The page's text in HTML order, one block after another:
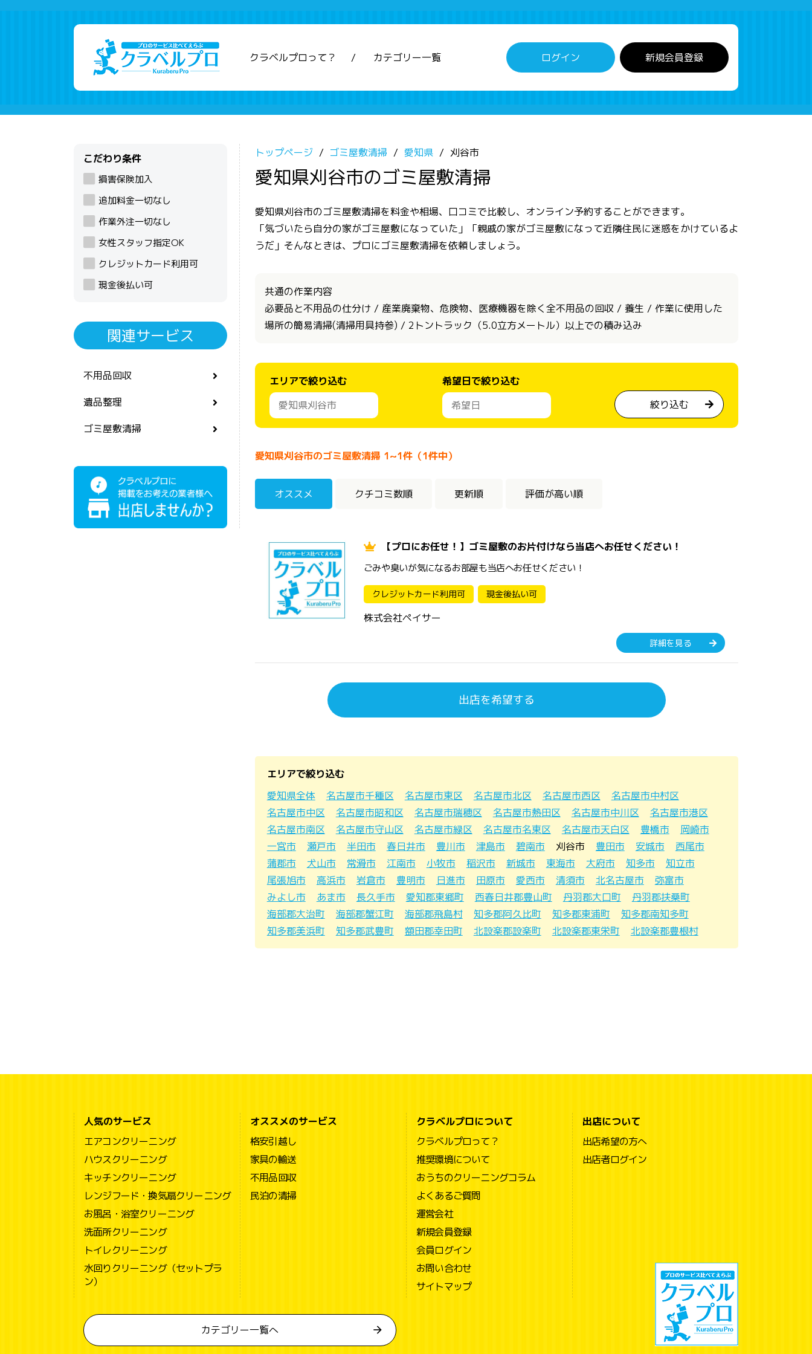
クラベルプロって？ カテゴリー一覧 ログイン 新規会員登録
トップページ ゴミ屋敷清掃 愛知県 刈谷市
愛知県刈谷市のゴミ屋敷清掃
愛知県刈谷市のゴミ屋敷清掃を料金や相場、口コミで比較し、オンライン予約することができます。
「気づいたら自分の家がゴミ屋敷になっていた」「親戚の家がゴミ屋敷になって近隣住民に迷惑をかけているよ
うだ」そんなときは、プロにゴミ屋敷清掃を依頼しましょう。
共通の作業内容
必要品と不用品の仕分け / 産業廃棄物、危険物、医療機器を除く全不用品の回収 / 養生 / 作業に使用した
場所の簡易清掃(清掃用具持参) / 2トントラック（5.0立方メートル）以上での積み込み
エリアで絞り込む
希望日で絞り込む
絞り込む
愛知県刈谷市のゴミ屋敷清掃 1~1件（1件中）
オススメ クチコミ数順 更新順 評価が高い順
【プロにお任せ！】ゴミ屋敷のお片付けなら当店へお任せください！
ごみや臭いが気になるお部屋も当店へお任せください！
クレジットカード利用可 現金後払い可
株式会社ペイサー
詳細を見る
出店を希望する
エリアで絞り込む
愛知県全体
名古屋市千種区 名古屋市東区 名古屋市北区 名古屋市西区
名古屋市中村区
名古屋市中区
名古屋市昭和区 名古屋市瑞穂区 名古屋市熱田区 名古屋市中川区
名古屋市港区
名古屋市南区
名古屋市守山区 名古屋市緑区 名古屋市名東区 名古屋市天白区 豊橋市
岡崎市
一宮市
瀬戸市 半田市 春日井市 豊川市 津島市 碧南市 刈谷市 豊田市 安城市
西尾市
蒲郡市
犬山市 常滑市 江南市 小牧市 稲沢市 新城市 東海市 大府市 知多市
知立市
尾張旭市
高浜市 岩倉市 豊明市 日進市 田原市 愛西市 清須市 北名古屋市
弥富市
みよし市
あま市 長久手市 愛知郡東郷町 西春日井郡豊山町 丹羽郡大口町
丹羽郡扶桑町
海部郡大治町
海部郡蟹江町 海部郡飛島村 知多郡阿久比町 知多郡東浦町
知多郡南知多町
知多郡美浜町
知多郡武豊町 額田郡幸田町 北設楽郡設楽町 北設楽郡東栄町 北設楽郡豊根村
こだわり条件
損害保険加入
追加料金一切なし
作業外注一切なし
女性スタッフ指定OK
クレジットカード利用可
現金後払い可
関連サービス
不用品回収
遺品整理
ゴミ屋敷清掃
人気のサービス
エアコンクリーニング
ハウスクリーニング
キッチンクリーニング
レンジフード・換気扇クリーニング
お風呂・浴室クリーニング
洗面所クリーニング
トイレクリーニング
水回りクリーニング（セットプラ
ン）
オススメのサービス
格安引越し
家具の輸送
不用品回収
民泊の清掃
クラベルプロについて
クラベルプロって？
推奨環境について
おうちのクリーニングコラム
よくあるご質問
運営会社
新規会員登録
会員ログイン
お問い合わせ
サイトマップ
出店について
出店希望の方へ
出店者ログイン
カテゴリー一覧へ